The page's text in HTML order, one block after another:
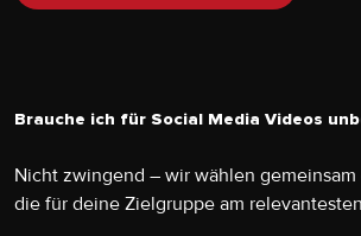
Brauche ich für Social Media Videos
Nicht zwingend – wir wählen
die für deine Zielgruppe am